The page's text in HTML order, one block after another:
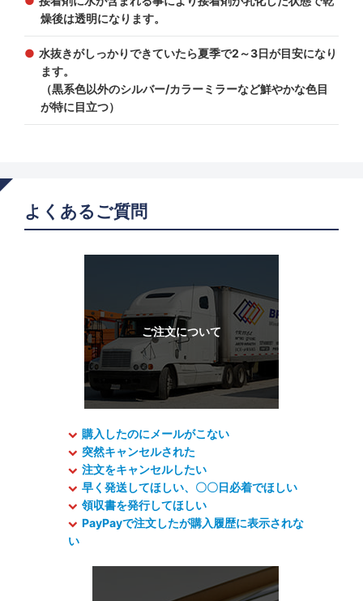
燥後は透明になります。
水抜きがしっかりできていたら夏季で2～3日が目安になり
ます。
（黒系色以外のシルバー/カラーミラーなど鮮やかな色目
が特に目立つ）
よくあるご質問
購入したのにメールがこない
突然キャンセルされた
注文をキャンセルしたい
早く発送してほしい、〇〇日必着でほしい
領収書を発行してほしい
PayPayで注文したが購入履歴に表示されな
い